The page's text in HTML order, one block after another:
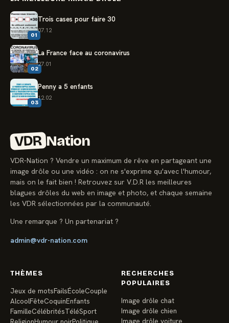
01
Trois cases pour faire 30
07.12
02
La France face au coronavirus
27.01
03
Penny a 5 enfants
12.02
VDR Nation
VDR-Nation ? Vendre un maximum de rêve en partageant une
image drôle ou une vidéo : on ne s'exprime qu'avec l'humour,
mais on le fait bien ! Retrouvez sur V.D.R les meilleures
blagues drôles du web en image et photo, et chaque semaine
les VDR sélectionnées par la communauté.
Une remarque ? Un partenariat ?
admin@vdr-nation.com
THÈMES
Jeux de motsFailsÉcoleCouple
AlcoolFêteCoquinEnfants
FamilleCélébritésTéléSport
RECHERCHES
POPULAIRES
Image drôle chat
Image drôle chien
Image drôle voiture